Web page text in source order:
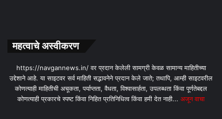
महत्वाचे अस्वीकरण
https://navgannews.in/ वर प्रदान केलेली सामग्री केवळ सामान्य माहितीच्या
उद्देशाने आहे. या साइटवर सर्व माहिती सद्भावनेने प्रदान केले जाते; तथापि, आम्ही साइटवरील
कोणत्याही माहितीची अचूकता, पर्याप्तता, वैधता, विश्वासार्हता, उपलब्धता किंवा पूर्णतेबद्दल
कोणत्याही प्रकारचे स्पष्ट किंवा निहित प्रतिनिधित्व किंवा हमी देत ​​नाही... अजून वाचा